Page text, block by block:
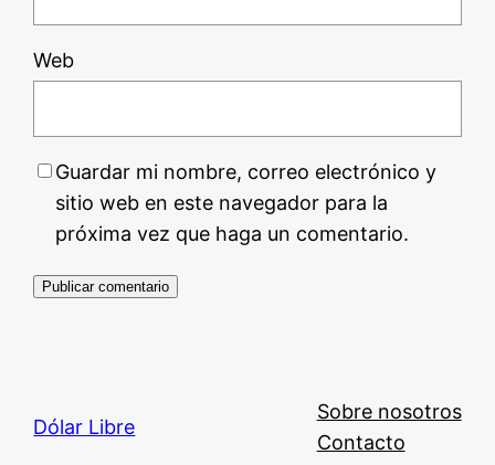
Web
Guardar mi nombre, correo electrónico y
sitio web en este navegador para la
próxima vez que haga un comentario.
Dólar Libre
Sobre nosotros
Contacto